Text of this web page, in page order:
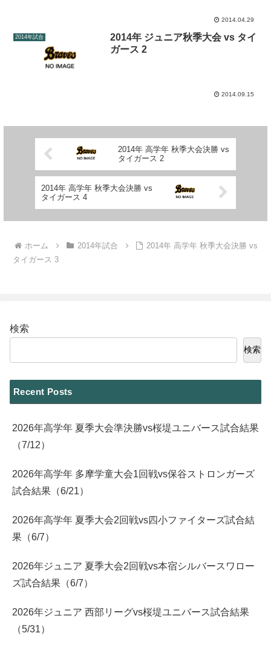
2014.04.29
2014年試合
2014年 ジュニア秋季大会 vs タイ
ガース 2
2014.09.15
2014年 高学年 秋季大会決勝 vs
タイガース 2
2014年 高学年 秋季大会決勝 vs
タイガース 4
ホーム 2014年試合
2014年 高学年 秋季大会決勝 vs
タイガース 3
検索
検索
Recent Posts
2026年高学年 夏季大会準決勝vs桜堤ユニバース試合結果
（7/12）
2026年高学年 多摩学童大会1回戦vs保谷ストロンガーズ
試合結果（6/21）
2026年高学年 夏季大会2回戦vs四小ファイターズ試合結
果（6/7）
2026年ジュニア 夏季大会2回戦vs本宿シルバースワロー
ズ試合結果（6/7）
2026年ジュニア 西部リーグvs桜堤ユニバース試合結果
（5/31）